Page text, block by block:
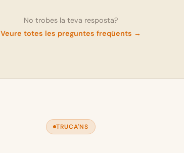
No trobes la teva resposta?
Veure totes les preguntes freqüents →
TRUCA'NS